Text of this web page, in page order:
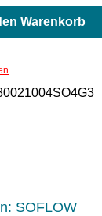
Warenkorb
SOFLOW